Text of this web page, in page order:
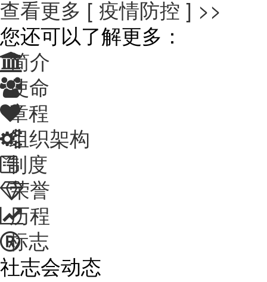
查看更多 [ 疫情防控 ] >>
您还可以了解更多：
简介
使命
章程
组织架构
制度
荣誉
历程
标志
社志会动态